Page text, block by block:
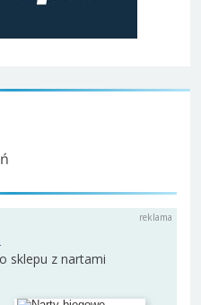
sklepu z nartami